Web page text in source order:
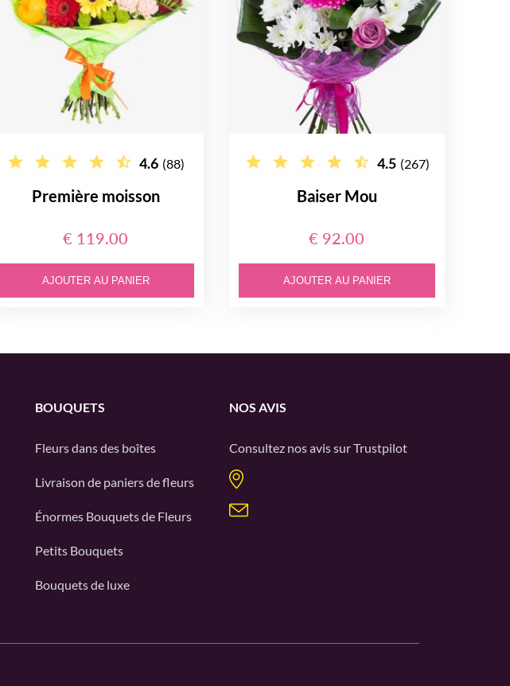
4.6 (88)
Première moisson
€ 119.00
AJOUTER AU PANIER
4.5 (267)
Baiser Mou
€ 92.00
AJOUTER AU PANIER
BOUQUETS
Fleurs dans des boîtes
Livraison de paniers de fleurs
Énormes Bouquets de Fleurs
Petits Bouquets
Bouquets de luxe
NOS AVIS
Consultez nos avis surTrustpilot